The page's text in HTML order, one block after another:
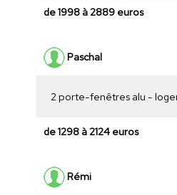
de 1998 à 2889 euros
Paschal
2 porte-fenêtres alu -
de 1298 à 2124 euros
Rémi